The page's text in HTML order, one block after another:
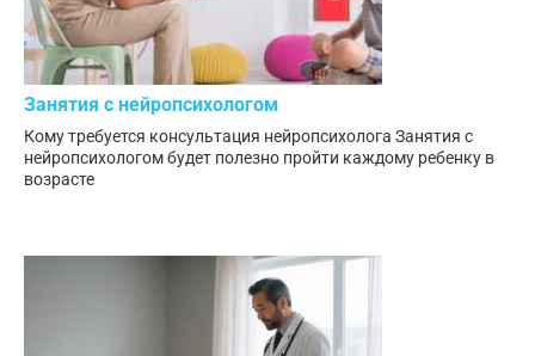
Занятия с нейропсихологом
Кому требуется консультация нейропсихолога Занятия с
нейропсихологом будет полезно пройти каждому ребенку в
возрасте